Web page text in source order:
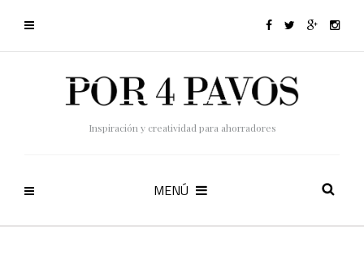
Inspiración y creatividad para ahorradores
MENÚ